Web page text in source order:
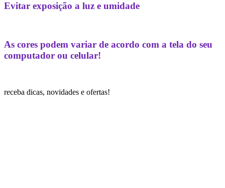
Evitar exposição a luz e umidade
As cores podem variar de acordo com a tela do seu
computador ou celular!
receba dicas, novidades e ofertas!